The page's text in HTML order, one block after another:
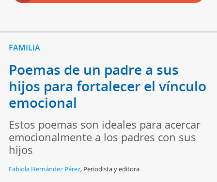
FAMILIA
Poemas de un padre a sus
hijos para fortalecer el vínculo
emocional
Estos poemas son ideales para acercar
emocionalmente a los padres con sus
hijos
Fabiola Hernández Pérez, Periodista y editora